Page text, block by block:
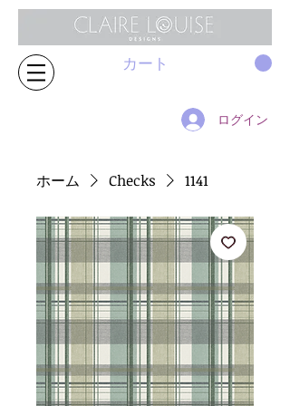
カート
ログイン
ホーム Checks 1141